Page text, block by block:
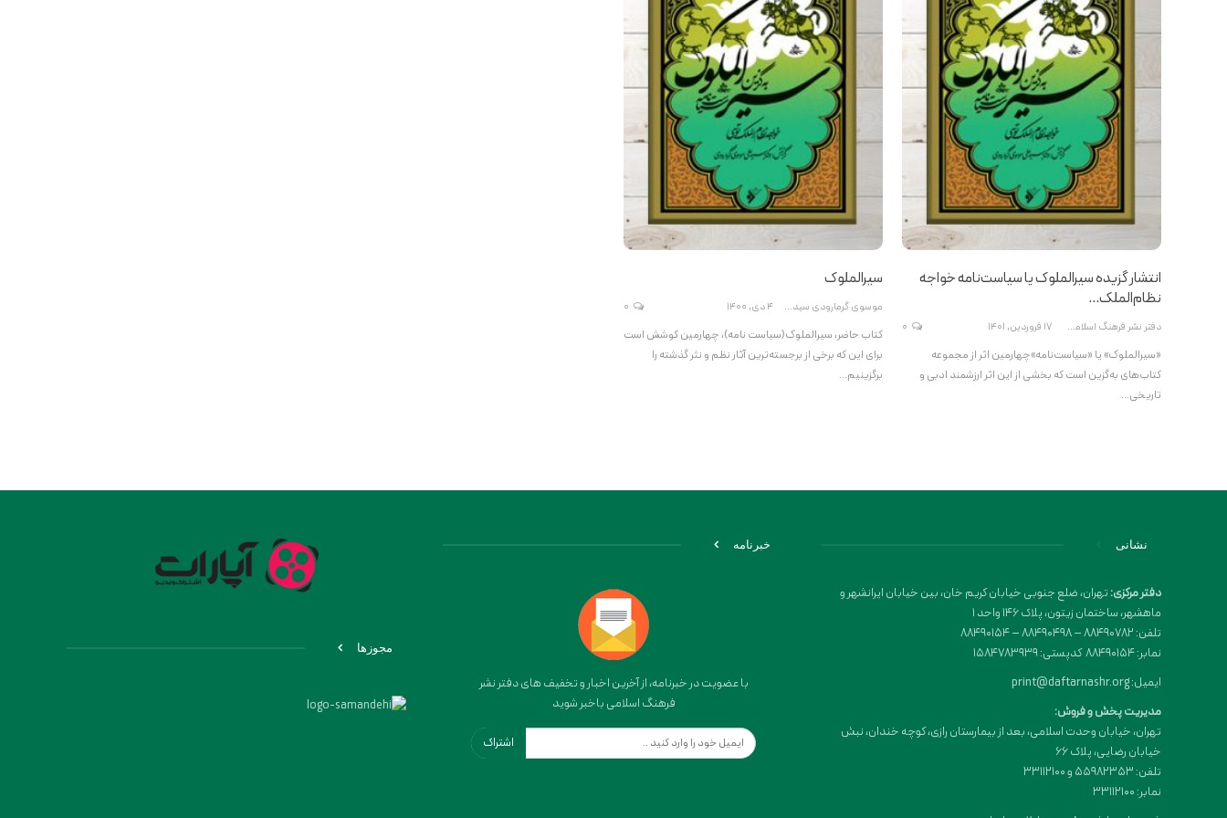
انتشار گزیده سیرالملوک یا سیاست‌نامه خواجه
نظام‌الملک…
دفتر نشر فرهنگ اسلامی 17 فروردین, 1401
«سیرالملوک» یا «سیاست‌نامه»چهارمین اثر از مجموعه
کتاب‌های به‌گزین است که بخشی از این اثر ارزشمند ادبی و
تاریخی…
سیرالملوک
موسوی گرمارودی سیدعلی 4 دی, 1400
کتاب حاضر، سیرالملوک(سیاست نامه)، چهارمین کوشش است
برای این که برخی از برجسته‌ترین آثار نظم و نثر گذشته را
برگزینیم…
نشانی
دفتر مرکزی:تهران، ضلع جنوبی خیابان کریم خان، بین خیابان ایرانشهر و
ماهشهر، ساختمان زیتون، پلاک 146 واحد 1
تلفن: 88490782 – 88490498 – 88490154
نمابر: 88490154 کدپستی: 1584783939
ایمیل: print@daftarnashr.org
مدیریت پخش و فروش:
تهران، خیابان وحدت اسلامی، بعد از بیمارستان رازی، کوچه خندان، نبش
خیابان رضایی، پلاک ۶۶
تلفن: 55982353 و 33112100
نمابر: 33112100
خبرنامه
با عضویت در خبرنامه، از آخرین اخبار و تخفیف های دفتر نشر
فرهنگ اسلامی باخبر شوید
اشتراک
مجوزها